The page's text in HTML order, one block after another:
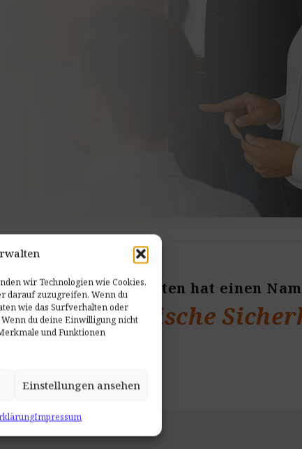
wir Technologien wie Cookies,
darauf zuzugreifen. Wenn du
wie das Surfverhalten oder
du deine Einwilligung nicht
und Funktionen
Einstellungen ansehen
Impressum
Dieses Verhalten hat einen
Psychologische